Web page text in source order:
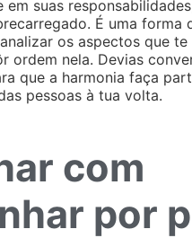
em suas
É uma forma
os aspectos que te
ordem nela. Devias
que a harmonia faça
pessoas à tua volta.
com
por